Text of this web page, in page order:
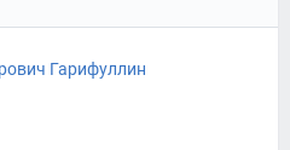
Гарифуллин